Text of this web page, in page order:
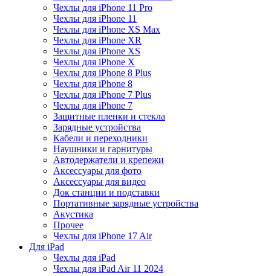
Чехлы для iPhone 11 Pro
Чехлы для iPhone 11
Чехлы для iPhone XS Max
Чехлы для iPhone XR
Чехлы для iPhone XS
Чехлы для iPhone X
Чехлы для iPhone 8 Plus
Чехлы для iPhone 8
Чехлы для iPhone 7 Plus
Чехлы для iPhone 7
Защитные пленки и стекла
Зарядные устройства
Кабели и переходники
Наушники и гарнитуры
Автодержатели и крепежи
Аксессуары для фото
Аксессуары для видео
Док станции и подставки
Портативные зарядные устройства
Акустика
Прочее
Чехлы для iPhone 17 Air
Для iPad
Чехлы для iPad
Чехлы для iPad Air 11 2024